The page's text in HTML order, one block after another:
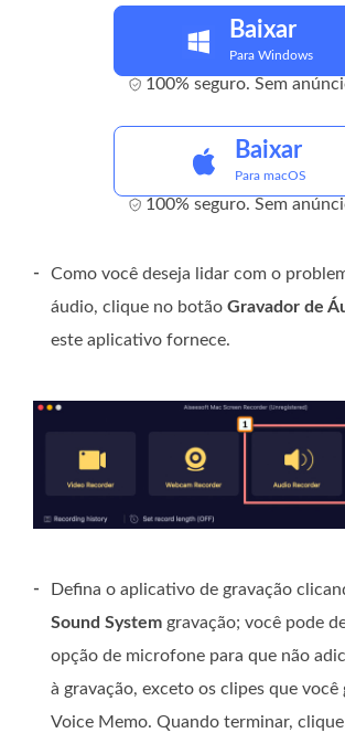
Baixar
Para Windows
100% seguro. Sem
Baixar
Para macOS
100% seguro. Sem
-
Como você deseja lidar com o
áudio, clique no botão Gravador de
este aplicativo fornece.
-
Defina o aplicativo de gravação
Sound System gravação; você pode
opção de microfone para que não
à gravação, exceto os clipes que você
Voice Memo. Quando terminar,